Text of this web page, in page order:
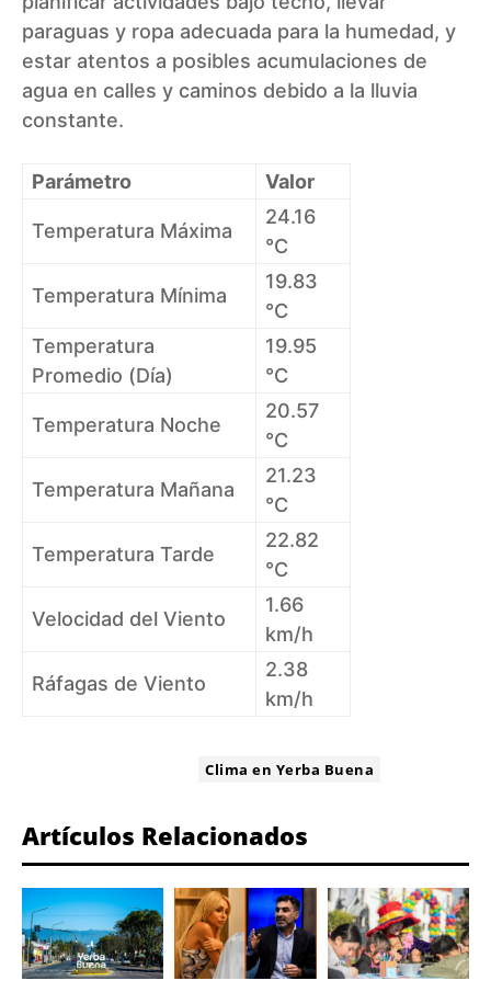
paraguas y ropa adecuada para la humedad, y
estar atentos a posibles acumulaciones de
agua en calles y caminos debido a la lluvia
constante.
Parámetro Valor
Temperatura Máxima
24.16
°C
Temperatura Mínima
19.83
°C
Temperatura
Promedio (Día)
19.95
°C
Temperatura Noche
20.57
°C
Temperatura Mañana
21.23
°C
Temperatura Tarde
22.82
°C
Velocidad del Viento
1.66
km/h
Ráfagas de Viento
2.38
km/h
Clima en Yerba Buena
Artículos Relacionados